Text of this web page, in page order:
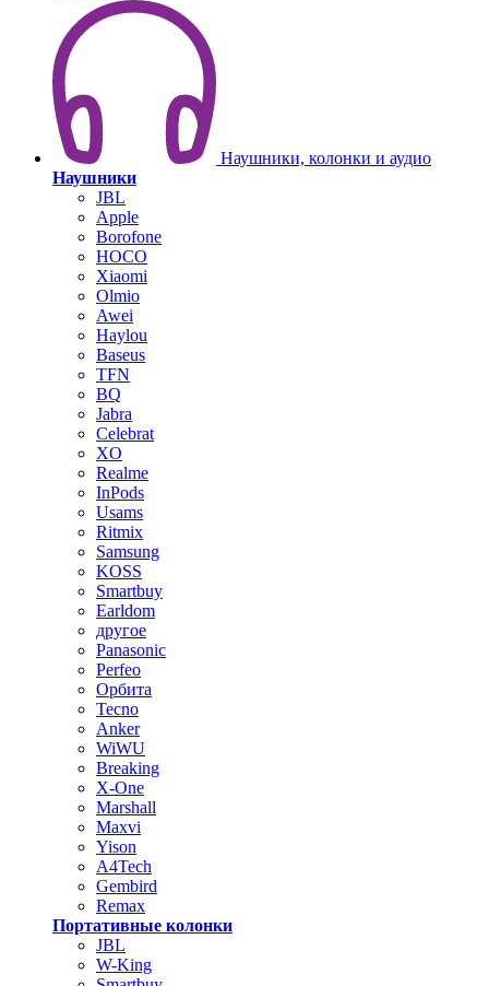
Наушники, колонки и аудио
Наушники
JBL
Apple
Borofone
HOCO
Xiaomi
Olmio
Awei
Haylou
Baseus
TFN
BQ
Jabra
Celebrat
XO
Realme
InPods
Usams
Ritmix
Samsung
KOSS
Smartbuy
Earldom
другое
Panasonic
Perfeo
Орбита
Tecno
Anker
WiWU
Breaking
X-One
Marshall
Maxvi
Yison
A4Tech
Gembird
Remax
Портативные колонки
JBL
W-King